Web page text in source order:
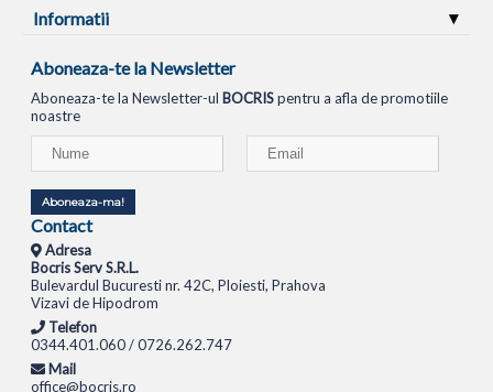
Informatii
Aboneaza-te la Newsletter
Aboneaza-te la Newsletter-ul BOCRISpentru a afla de promotiile
noastre
Aboneaza-ma!
Contact
Adresa
Bocris Serv S.R.L.
Bulevardul Bucuresti nr. 42C, Ploiesti, Prahova
Vizavi de Hipodrom
Telefon
0344.401.060 / 0726.262.747
Mail
office@bocris.ro